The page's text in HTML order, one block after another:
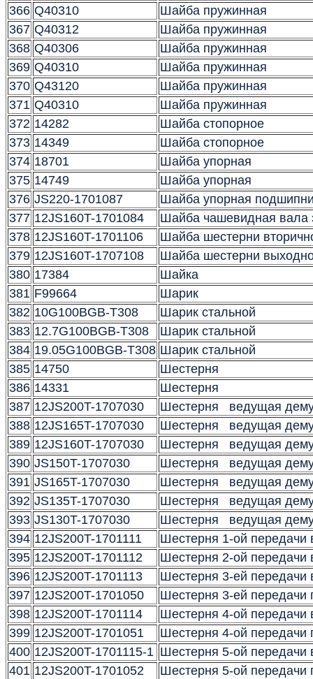
366 Q40310
Шайба пружинная
367 Q40312
Шайба пружинная
368 Q40306
Шайба пружинная
369 Q40310
Шайба пружинная
370 Q43120
Шайба пружинная
371 Q40310
Шайба пружинная
372 14282
Шайба стопорное
373 14349
Шайба стопорное
374 18701
Шайба упорная
375 14749
Шайба упорная
376 JS220-1701087
Шайба упорная
377 12JS160T-1701084
Шайба чашевидная вала
378 12JS160T-1701106
Шайба шестерни
379 12JS160T-1707108
Шайба шестерни
380 17384
Шайка
381 F99664
Шарик
382 10G100BGB-T308
Шарик стальной
383 12.7G100BGB-T308
Шарик стальной
384 19.05G100BGB-T308 Шарик стальной
385 14750
Шестерня
386 14331
Шестерня
387 12JS200T-1707030
Шестерня ведущая
388 12JS165T-1707030
Шестерня ведущая
389 12JS160T-1707030
Шестерня ведущая
390 JS150T-1707030
Шестерня ведущая
391 JS165T-1707030
Шестерня ведущая
392 JS135T-1707030
Шестерня ведущая
393 JS130T-1707030
Шестерня ведущая
394 12JS200T-1701111
Шестерня 1-ой передачи
395 12JS200T-1701112
Шестерня 2-ой передачи
396 12JS200T-1701113
Шестерня 3-ей передачи
397 12JS200T-1701050
Шестерня 3-ей передачи
398 12JS200T-1701114
Шестерня 4-ой передачи
399 12JS200T-1701051
Шестерня 4-ой передачи
400 12JS200T-1701115-1 Шестерня 5-ой передачи
401 12JS200T-1701052
Шестерня 5-ой передачи